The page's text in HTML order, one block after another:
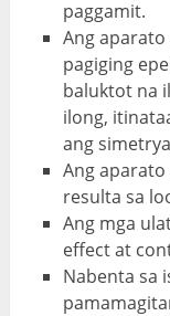
paggamit.
Ang aparato
pagiging
baluktot na
ilong,
ang
Ang aparato
resulta sa
Ang mga
effect at
Nabenta sa